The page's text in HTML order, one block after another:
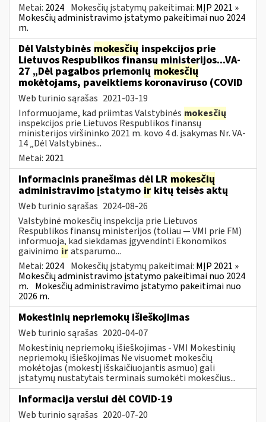
Metai: 2024 Mokesčių įstatymų pakeitimai: MĮP 2021 »
Mokesčių administravimo įstatymo pakeitimai nuo 2024
m.
Dėl Valstybinės mokesčių inspekcijos prie
Lietuvos Respublikos finansų ministerijos...VA-
27 „Dėl pagalbos priemonių mokesčių
mokėtojams, paveiktiems koronaviruso (COVID
Web turinio sąrašas 2021-03-19
Informuojame, kad priimtas Valstybinės mokesčių
inspekcijos prie Lietuvos Respublikos finansų
ministerijos viršininko 2021 m. kovo 4 d. įsakymas Nr. VA-
14 „Dėl Valstybinės...
Metai: 2021
Informacinis pranešimas dėl LR mokesčių
administravimo įstatymo ir kitų teisės aktų
Web turinio sąrašas 2024-08-26
Valstybinė mokesčių inspekcija prie Lietuvos
Respublikos finansų ministerijos (toliau — VMI prie FM)
informuoja, kad siekdamas įgyvendinti Ekonomikos
gaivinimo iratsparumo...
Metai: 2024 Mokesčių įstatymų pakeitimai: MĮP 2021 »
Mokesčių administravimo įstatymo pakeitimai nuo 2024
m. Mokesčių administravimo įstatymo pakeitimai nuo
2026 m.
Mokestinių nepriemokų išieškojimas
Web turinio sąrašas 2020-04-07
Mokestinių nepriemokų išieškojimas - VMI Mokestinių
nepriemokų išieškojimas Ne visuomet mokesčių
mokėtojas (mokestį išskaičiuojantis asmuo) gali
įstatymų nustatytais terminais sumokėti mokesčius...
Informacija verslui dėl COVID-19
Web turinio sąrašas 2020-07-20